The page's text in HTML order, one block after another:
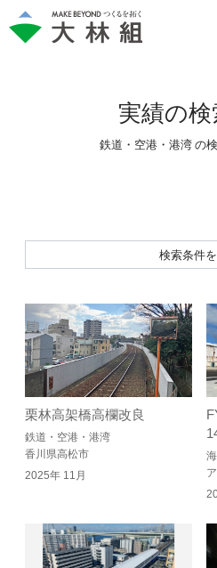
実績の
鉄道・空港・港湾 の
検索条件
栗林高架橋高欄改良
鉄道・空港・港湾
香川県高松市
2025年 11月